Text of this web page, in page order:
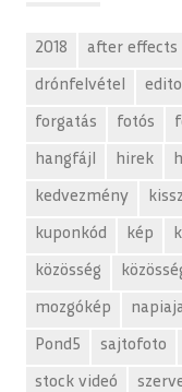
2018 after effects
drónfelvétel
forgatás fotós
hangfájl hirek
kedvezmény
kuponkód kép
közösség
mozgókép
Pond5 sajtofoto
stock videó